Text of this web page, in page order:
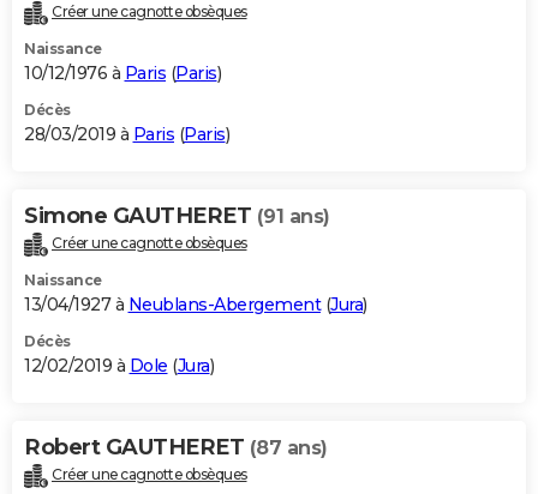
Créer une cagnotte obsèques
Naissance
10/12/1976 à Paris (Paris)
Décès
28/03/2019 à Paris (Paris)
Simone GAUTHERET (91 ans)
Créer une cagnotte obsèques
Naissance
13/04/1927 à Neublans-Abergement(Jura)
Décès
12/02/2019 à Dole (Jura)
Robert GAUTHERET (87 ans)
Créer une cagnotte obsèques